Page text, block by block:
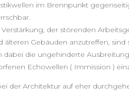
im Brennpunkt
der störenden
Gebäuden anzutreffen, sind
die ungehinderte
Echowellen ( Immission )
der Architektur auf eher